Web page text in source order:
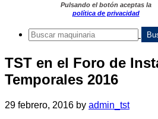
Pulsando el botón aceptas la
política de privacidad
TST en el Foro de
Temporales 2016
29 febrero, 2016 by admin_tst